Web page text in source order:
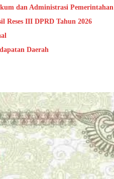
dan Administrasi Pemerintahan
Reses III DPRD Tahun 2026
Daerah